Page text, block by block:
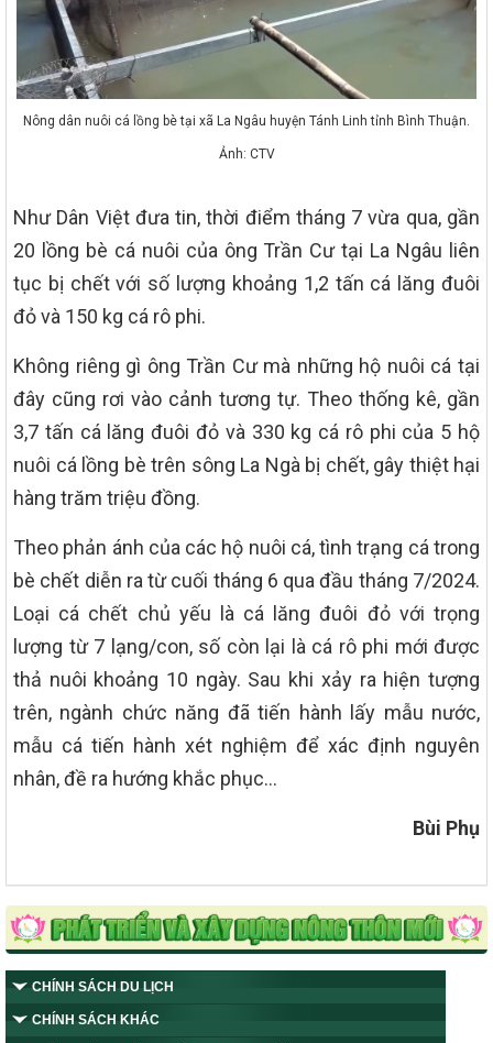
Nông dân nuôi cá lồng bè tại xã La Ngâu huyện Tánh Linh tỉnh Bình Thuận.
Ảnh: CTV
Như Dân Việt đưa tin, thời điểm tháng 7 vừa qua, gần
20 lồng bè cá nuôi của ông Trần Cư tại La Ngâu liên
tục bị chết với số lượng khoảng 1,2 tấn cá lăng đuôi
đỏ và 150 kg cá rô phi.
Không riêng gì ông Trần Cư mà những hộ nuôi cá tại
đây cũng rơi vào cảnh tương tự. Theo thống kê, gần
3,7 tấn cá lăng đuôi đỏ và 330 kg cá rô phi của 5 hộ
nuôi cá lồng bè trên sông La Ngà bị chết, gây thiệt hại
hàng trăm triệu đồng.
Theo phản ánh của các hộ nuôi cá, tình trạng cá trong
bè chết diễn ra từ cuối tháng 6 qua đầu tháng 7/2024.
Loại cá chết chủ yếu là cá lăng đuôi đỏ với trọng
lượng từ 7 lạng/con, số còn lại là cá rô phi mới được
thả nuôi khoảng 10 ngày. Sau khi xảy ra hiện tượng
trên, ngành chức năng đã tiến hành lấy mẫu nước,
mẫu cá tiến hành xét nghiệm để xác định nguyên
nhân, đề ra hướng khắc phục…
Bùi Phụ
CHÍNH SÁCH DU LỊCH
CHÍNH SÁCH KHÁC